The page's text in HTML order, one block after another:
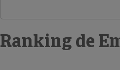
Ranking de